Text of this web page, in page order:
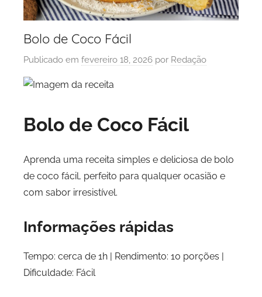
Bolo de Coco Fácil
Publicado em fevereiro 18, 2026 por Redação
Bolo de Coco Fácil
Aprenda uma receita simples e deliciosa de bolo
de coco fácil, perfeito para qualquer ocasião e
com sabor irresistível.
Informações rápidas
Tempo: cerca de 1h | Rendimento: 10 porções |
Dificuldade: Fácil